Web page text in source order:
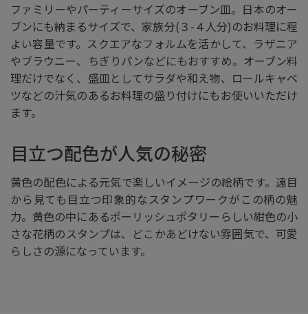
ファミリーやパーティーサイズのオーブン皿。日本のオー
ブンにも納まるサイズで、家族分(３-４人分)のお料理に程
よい容量です。スクエアなフォルムを活かして、ラザニア
やブラウニー、ちぎりパンなどにもおすすめ。オーブン料
理だけでなく、盛皿としてサラダや和え物、ロールキャベ
ツなどの汁気のあるお料理の盛り付けにもお使いいただけ
ます。
目立つ配色が人気の秘密
黄色の配色による元気で楽しいイメージの絵柄です。遠目
から見ても目立つ印象的なスタンプワークがこの柄の魅
力。黄色の中にあるポーリッシュポタリーらしい紺色の小
さな花柄のスタンプは、どこかあどけない雰囲気で、可愛
らしさの源になっています。